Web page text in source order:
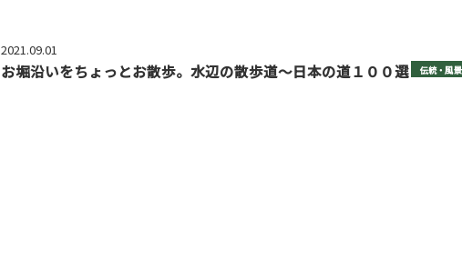
2021.09.01
お堀沿いをちょっとお散歩。水辺の散歩道〜日本の道１００選 伝統・風景